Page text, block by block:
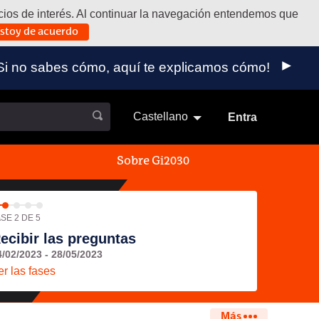
de interés. Al continuar la navegación entendemos que
externo)
de acuerdo
no sabes cómo, aquí te explicamos cómo!
Castellano Elegir el idioma
Entra
Sobre Gi2030
2 DE 5
las preguntas
02/2023 - 28/05/2023
las fases
Más